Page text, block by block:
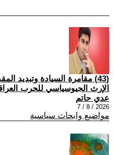
(43) مقامرة السيادة وتبديد
الإرث الجيوسياسي للحرب
عدي حاتم
2026 / 8 / 7
مواضيع وابحاث سياسية